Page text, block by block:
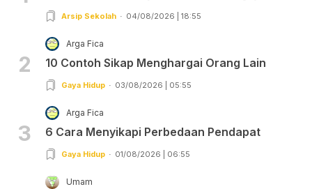
Arsip Sekolah 04/08/2026 | 18:55
2
Arga Fica
10 Contoh Sikap Menghargai Orang Lain
Gaya Hidup 03/08/2026 | 05:55
3
Arga Fica
6 Cara Menyikapi Perbedaan Pendapat
Gaya Hidup 01/08/2026 | 06:55
Umam